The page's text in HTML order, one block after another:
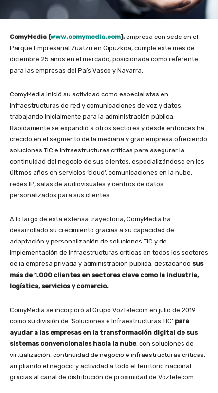
ComyMedia (www.comymedia.com),empresa con sede en el
Parque Empresarial Zuatzu en Gipuzkoa, cumple este mes de
diciembre 25 años en el mercado, posicionada como referente
para las empresas del País Vasco y Navarra.
ComyMedia inició su actividad como especialistas en
infraestructuras de red y comunicaciones de voz y datos,
trabajando inicialmente para la administración pública.
Rápidamente se expandió a otros sectores y desde entonces ha
crecido en el segmento de la mediana y gran empresa ofreciendo
soluciones TIC e infraestructuras críticas para asegurar la
continuidad del negocio de sus clientes, especializándose en los
últimos años en servicios ‘cloud’, comunicaciones en la nube,
redes IP, salas de audiovisuales y centros de datos
personalizados para sus clientes.
A lo largo de esta extensa trayectoria, ComyMedia ha
desarrollado su crecimiento gracias a su capacidad de
adaptación y personalización de soluciones TIC y de
implementación de infraestructuras críticas en todos los sectores
de la empresa privada y administración pública, destacando sus
más de 1.000 clientes en sectores clave como la industria,
logística, servicios y comercio.
ComyMedia se incorporó al Grupo VozTelecom en julio de 2019
como su división de ‘Soluciones e Infraestructuras TIC’ para
ayudar a las empresas en la transformación digital de sus
sistemas convencionales hacia la nube, con soluciones de
virtualización, continuidad de negocio e infraestructuras críticas,
ampliando el negocio y actividad a todo el territorio nacional
gracias al canal de distribución de proximidad de VozTelecom.